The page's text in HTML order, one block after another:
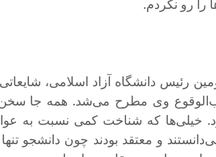
را رو نکردم.
رئیس دانشگاه آزاد اسلامی، شایعاتی
وی مطرح می‌شد. همه جا سخن
خیلی‌ها که شناخت کمی نسبت به